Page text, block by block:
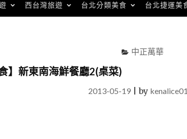
西台灣旅遊 台北分類美食 台北捷運美
中正萬華
】新東南海鮮餐廳2(桌菜)
2013-05-19|by